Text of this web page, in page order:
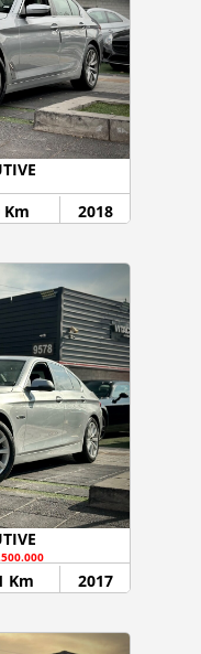
Km 2018
Km 2017